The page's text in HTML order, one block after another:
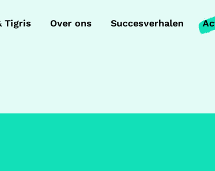
Tigris Over ons Succesverhalen